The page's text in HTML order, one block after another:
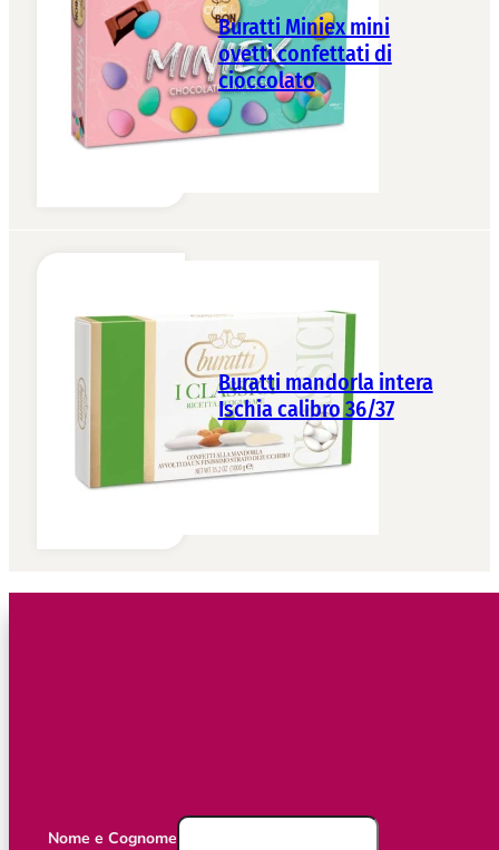
Buratti Miniex mini
ovetti confettati di
cioccolato
Buratti mandorla intera
Ischia calibro 36/37
Nome e Cognome